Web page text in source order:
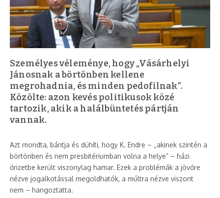
Személyes véleménye, hogy „Vásárhelyi
Jánosnak a börtönben kellene
megrohadnia, és minden pedofilnak”.
Közölte: azon kevés politikusok közé
tartozik, akik a halálbüntetés pártján
vannak.
Azt mondta, bántja és dühíti, hogy K. Endre – „akinek szintén a
börtönben és nem presbitériumban volna a helye” – házi
őrizetbe került viszonylag hamar. Ezek a problémák a jövőre
nézve jogalkotással megoldhatók, a múltra nézve viszont
nem – hangoztatta.